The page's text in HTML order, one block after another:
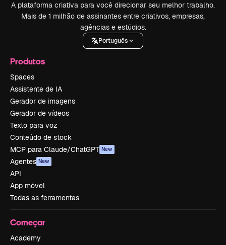
A plataforma criativa para você direcionar seu melhor trabalho.
Mais de 1 milhão de assinantes entre criativos, empresas,
agências e estúdios.
Português
Produtos
Spaces
Assistente de IA
Gerador de imagens
Gerador de vídeos
Texto para voz
Conteúdo de stock
MCP para Claude/ChatGPT New
Agentes New
API
App móvel
Todas as ferramentas
Começar
Academy